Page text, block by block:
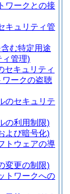
ワークとの接
キュリティ管
む特定用途
ィ管理)
セキュリティ
ークの盗聴
のセキュリテ
の利用制限)
よび暗号化)
トウェアの導
変更の制限)
トワークへの